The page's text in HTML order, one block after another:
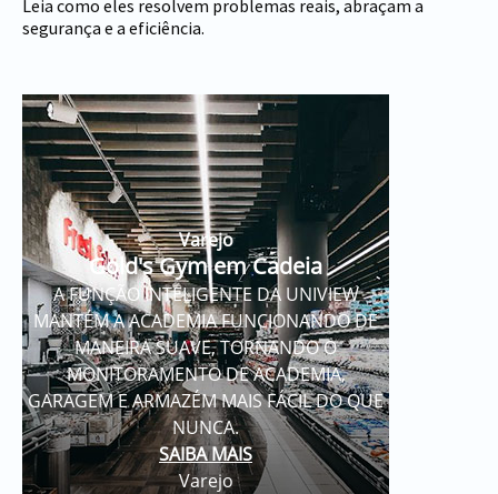
Leia como eles resolvem problemas reais, abraçam a
segurança e a eficiência.
Varejo
Gold's Gym em Cadeia
A FUNÇÃO INTELIGENTE DA UNIVIEW
MANTÉM A ACADEMIA FUNCIONANDO DE
MANEIRA SUAVE, TORNANDO O
MONITORAMENTO DE ACADEMIA,
GARAGEM E ARMAZÉM MAIS FÁCIL DO QUE
NUNCA.
SAIBA MAIS
Varejo